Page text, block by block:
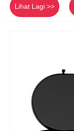
Lihat Lagi >>